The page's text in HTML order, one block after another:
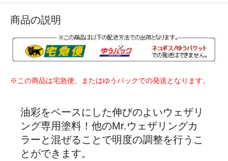
商品の説明
※この商品は宅急便、またはゆうパックでの発送となります。
油彩をベースにした伸びのよいウェザリ
ング専用塗料！他のMr.ウェザリングカ
ラーと混ぜることで明度の調整を行うこ
とができます。